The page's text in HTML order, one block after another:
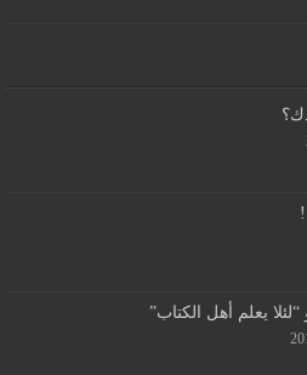
يعلم أهل الكتاب”